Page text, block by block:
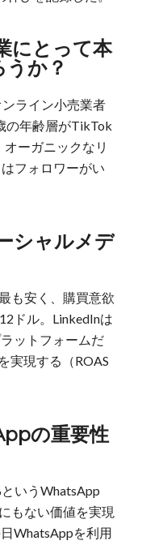
にとって本
か？
ライン小売業者
の年齢層がTikTok
ーガニックなリ
フォロワーがい
シャルメデ
も安く、購買意欲
ドル。LinkedInは
ットフォームだ
実現する（ROAS
の重要性
いうWhatsApp
もない価値を実現
WhatsAppを利用